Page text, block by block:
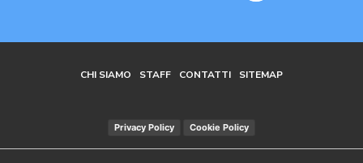
CHI SIAMO STAFF CONTATTI SITEMAP
Privacy Policy Cookie Policy